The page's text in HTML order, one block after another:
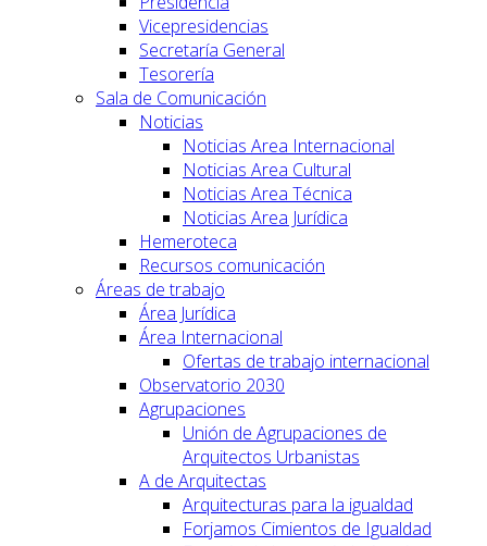
Vicepresidencias
Secretaría General
Tesorería
Sala de Comunicación
Noticias
Noticias Area Internacional
Noticias Area Cultural
Noticias Area Técnica
Noticias Area Jurídica
Hemeroteca
Recursos comunicación
Áreas de trabajo
Área Jurídica
Área Internacional
Ofertas de trabajo internacional
Observatorio 2030
Agrupaciones
Unión de Agrupaciones de
Arquitectos Urbanistas
A de Arquitectas
Arquitecturas para la igualdad
Forjamos Cimientos de Igualdad